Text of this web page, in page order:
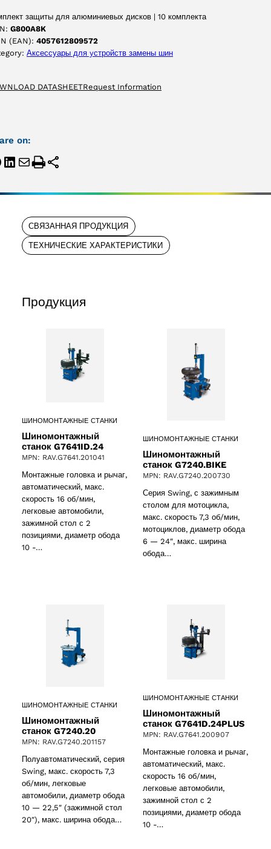
защиты для алюминиевых дисков | 10 комплекта
G800A8K
(EAN): 4057612809572
Аксессуары для yстройств замены шин
DATASHEETRequest Information
on:
(2)2 products
СВЯЗАННАЯ ПРОДУКЦИЯ
ТЕХНИЧЕСКИЕ ХАРАКТЕРИСТИКИ
Продукция
ШИНОМОНТАЖНЫЕ СТАНКИ
Шиномонтажный
станок G7641ID.24
MPN: RAV.G7641.201041
Монтажные головка и рычаг,
автоматический, макс.
скорость 16 об/мин,
легковые автомобили,
зажимной стол с 2
позициями, диаметр обода
10 -…
ШИНОМОНТАЖНЫЕ СТАНКИ
Шиномонтажный
станок G7240.BIKE
MPN: RAV.G7240.200730
Серия Swing, с зажимным
столом для мотоцикла,
макс. скорость 7,3 об/мин,
мотоциклов, диаметр обода
6 — 24″, макс. ширина
обода…
ШИНОМОНТАЖНЫЕ СТАНКИ
Шиномонтажный
станок G7240.20
MPN: RAV.G7240.201157
Полуавтоматический, серия
Swing, макс. скорость 7,3
об/мин, легковые
автомобили, диаметр обода
10 — 22,5″ (зажимной стол
20″), макс. ширина обода…
ШИНОМОНТАЖНЫЕ СТАНКИ
Шиномонтажный
станок G7641D.24PLUS
MPN: RAV.G7641.200907
Монтажные головка и рычаг,
автоматический, макс.
скорость 16 об/мин,
легковые автомобили,
зажимной стол с 2
позициями, диаметр обода
10 -…